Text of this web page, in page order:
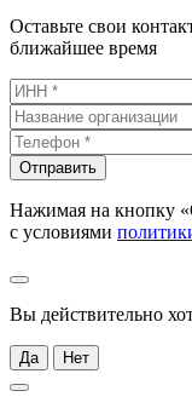
Оставьте свои
ближайшее время
Отправить
Нажимая на кнопку
с условиями
Вы действительно
Да Нет